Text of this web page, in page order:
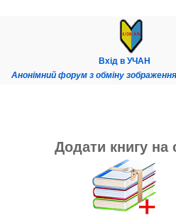
Вхід в УЧАН
Анонімний форум з обміну
Додати книгу на